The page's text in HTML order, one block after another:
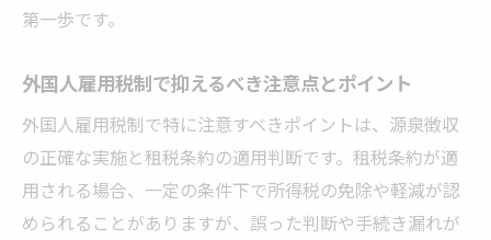
所得税免除や住民税の取り扱いで注意すべ
外国人雇用時にありがちな免除規定の誤解
とは
税金免除の条件と外国人雇用への影響を検
証
源泉徴収を正しく行うための実務ポイント
第一歩です。
外国人雇用税制で抑えるべき注意点とポイント
外国人雇用税制で特に注意すべきポイントは、源泉徴収
の正確な実施と租税条約の適用判断です。租税条約が適
用される場合、一定の条件下で所得税の免除や軽減が認
められることがありますが、誤った判断や手続き漏れが